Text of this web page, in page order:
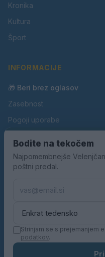
Kronika
Kultura
Šport
INFORMACIJE
🎁 Beri brez oglasov
Zasebnost
Pogoji uporabe
Oglaševanje
Kontakt
Bodite na tekočem
Najpomembnejše
poštni predal.
Strinjam se s prejemanjem
podatkov.